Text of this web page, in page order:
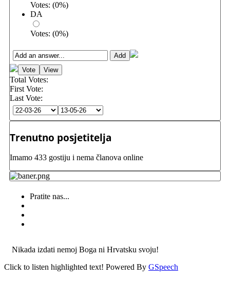
Votes: (0%)
DA
Votes: (0%)
Total Votes:
First Vote:
Last Vote:
Trenutno posjetitelja
Imamo 433 gostiju i nema članova online
Pratite nas...
Nikada izdati nemoj Boga ni Hrvatsku svoju!
Click to listen highlighted text! Powered By GSpeech